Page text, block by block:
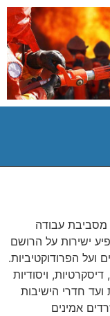
מסביבת עבודה
ישירות על הרושם
הפרודוקטיביות.
ויסודיות
חדרי הישיבות
אמינים